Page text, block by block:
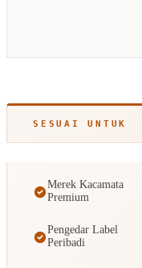
SESUAI UNTUK
Merek Kacamata
Premium
Pengedar Label
Peribadi